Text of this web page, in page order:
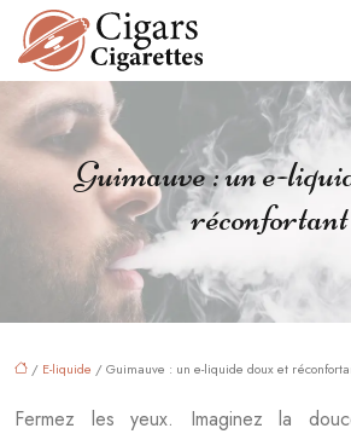
Guimauve : un e-
réconfortant
/ E-liquide / Guimauve : un e-liquide doux et
Fermez les yeux. Imaginez la